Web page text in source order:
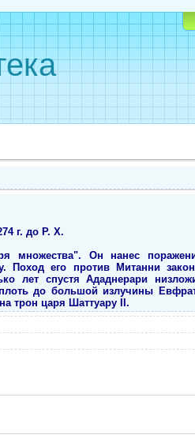
г. до Р. Х.
множества". Он нанес
Поход его против Митанни
лет спустя Ададнерари
до большой излучины
трон царя Шаттуару II.